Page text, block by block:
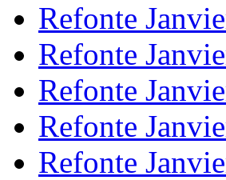
Refonte
Refonte
Refonte
Refonte
Refonte